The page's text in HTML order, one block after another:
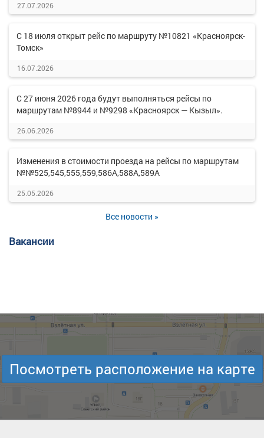
27.07.2026
С 18 июля открыт рейс по маршруту №10821 «Красноярск-
Томск»
16.07.2026
С 27 июня 2026 года будут выполняться рейсы по
маршрутам №8944 и №9298 «Красноярск — Кызыл».
26.06.2026
Изменения в стоимости проезда на рейсы по маршрутам
№№525,545,555,559,586А,588А,589А
25.05.2026
Все новости »
Вакансии
Посмотреть расположение на карте